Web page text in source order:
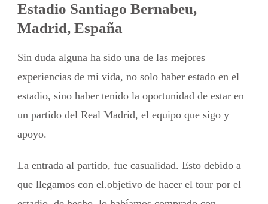
Estadio Santiago Bernabeu,
Madrid, España
Sin duda alguna ha sido una de las mejores
experiencias de mi vida, no solo haber estado en el
estadio, sino haber tenido la oportunidad de estar en
un partido del Real Madrid, el equipo que sigo y
apoyo.
La entrada al partido, fue casualidad. Esto debido a
que llegamos con el.objetivo de hacer el tour por el